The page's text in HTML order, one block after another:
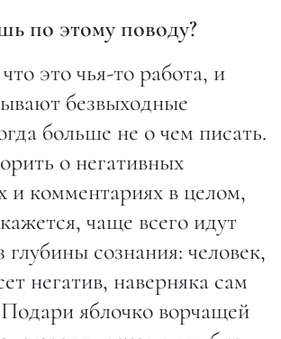
по этому поводу?
это чья-то работа, и
безвыходные
больше не о чем писать.
о негативных
и комментариях в целом,
чаще всего идут
глубины сознания: человек,
негатив, наверняка сам
Подари яблочко ворчащей